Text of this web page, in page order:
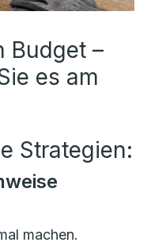
Budget –
es am
Strategien:
machen.